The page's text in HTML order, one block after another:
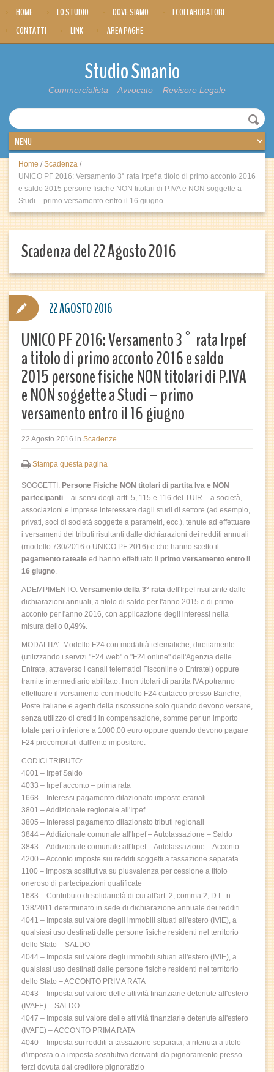
HOME LO STUDIO DOVE SIAMO
I COLLABORATORI
CONTATTI
LINK AREA PAGHE
Studio Smanio
Commercialista – Avvocato – Revisore Legale
Home / Scadenza /
UNICO PF 2016: Versamento 3° rata Irpef a titolo di primo acconto 2016
e saldo 2015 persone fisiche NON titolari di P.IVA e NON soggette a
Studi – primo versamento entro il 16 giugno
Scadenza del 22 Agosto 2016
UNICO PF 2016: Versamento 3° rata Irpef
a titolo di primo acconto 2016 e saldo
2015 persone fisiche NON titolari di P.IVA
e NON soggette a Studi – primo
versamento entro il 16 giugno
22 Agosto 2016 in Scadenze
Stampa questa pagina
SOGGETTI: Persone Fisiche NON titolari di partita Iva e NON
partecipanti – ai sensi degli artt. 5, 115 e 116 del TUIR – a società,
associazioni e imprese interessate dagli studi di settore (ad esempio,
privati, soci di società soggette a parametri, ecc.), tenute ad effettuare
i versamenti dei tributi risultanti dalle dichiarazioni dei redditi annuali
(modello 730/2016 o UNICO PF 2016) e che hanno scelto il
pagamento rateale ed hanno effettuato il primo versamento entro il
16 giugno.
ADEMPIMENTO: Versamento della 3° rata dell'Irpef risultante dalle
dichiarazioni annuali, a titolo di saldo per l'anno 2015 e di primo
acconto per l'anno 2016, con applicazione degli interessi nella
misura dello 0,49%.
MODALITA’: Modello F24 con modalità telematiche, direttamente
(utilizzando i servizi "F24 web" o "F24 online" dell'Agenzia delle
Entrate, attraverso i canali telematici Fisconline o Entratel) oppure
tramite intermediario abilitato. I non titolari di partita IVA potranno
effettuare il versamento con modello F24 cartaceo presso Banche,
Poste Italiane e agenti della riscossione solo quando devono versare,
senza utilizzo di crediti in compensazione, somme per un importo
totale pari o inferiore a 1000,00 euro oppure quando devono pagare
F24 precompilati dall'ente impositore.
CODICI TRIBUTO:
4001 – Irpef Saldo
4033 – Irpef acconto – prima rata
1668 – Interessi pagamento dilazionato imposte erariali
3801 – Addizionale regionale all'Irpef
3805 – Interessi pagamento dilazionato tributi regionali
3844 – Addizionale comunale all'Irpef – Autotassazione – Saldo
3843 – Addizionale comunale all'Irpef – Autotassazione – Acconto
4200 – Acconto imposte sui redditi soggetti a tassazione separata
1100 – Imposta sostitutiva su plusvalenza per cessione a titolo
oneroso di partecipazioni qualificate
1683 – Contributo di solidarietà di cui all'art. 2, comma 2, D.L. n.
138/2011 determinato in sede di dichiarazione annuale dei redditi
4041 – Imposta sul valore degli immobili situati all'estero (IVIE), a
qualsiasi uso destinati dalle persone fisiche residenti nel territorio
dello Stato – SALDO
4044 – Imposta sul valore degli immobili situati all'estero (IVIE), a
qualsiasi uso destinati dalle persone fisiche residenti nel territorio
dello Stato – ACCONTO PRIMA RATA
4043 – Imposta sul valore delle attività finanziarie detenute all'estero
(IVAFE) – SALDO
4047 – Imposta sul valore delle attività finanziarie detenute all'estero
(IVAFE) – ACCONTO PRIMA RATA
4040 – Imposta sui redditi a tassazione separata, a ritenuta a titolo
d'imposta o a imposta sostitutiva derivanti da pignoramento presso
terzi dovuta dal creditore pignoratizio
22 AGOSTO 2016